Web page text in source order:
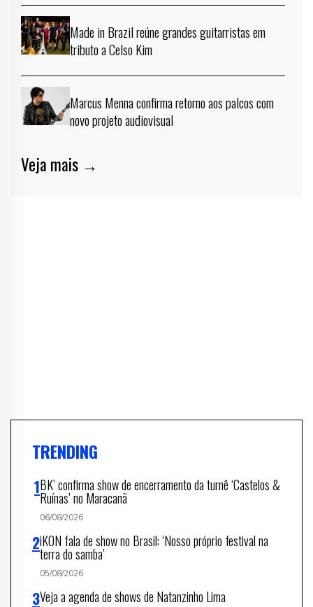
Made in Brazil reúne grandes guitarristas em
tributo a Celso Kim
Marcus Menna confirma retorno aos palcos com
novo projeto audiovisual
Veja mais →
TRENDING
BK’ confirma show de encerramento da turnê ‘Castelos &
Ruínas’ no Maracanã
06/08/2026
iKON fala de show no Brasil: ‘Nosso próprio festival na
terra do samba’
05/08/2026
Veja a agenda de shows de Natanzinho Lima